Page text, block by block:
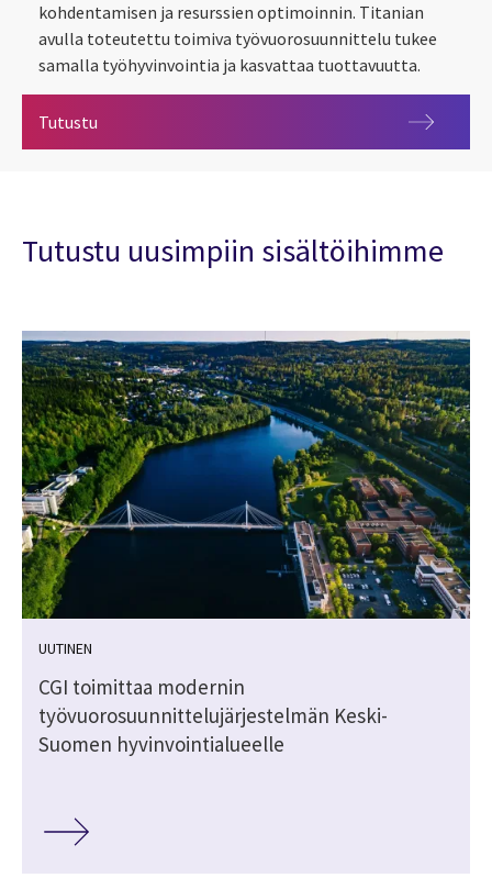
kohdentamisen ja resurssien optimoinnin. Titanian
avulla toteutettu toimiva työvuorosuunnittelu tukee
samalla työhyvinvointia ja kasvattaa tuottavuutta.
Tutustu
Tutustu uusimpiin sisältöihimme
UUTINEN
CGI toimittaa modernin
työvuorosuunnittelujärjestelmän Keski-
Suomen hyvinvointialueelle